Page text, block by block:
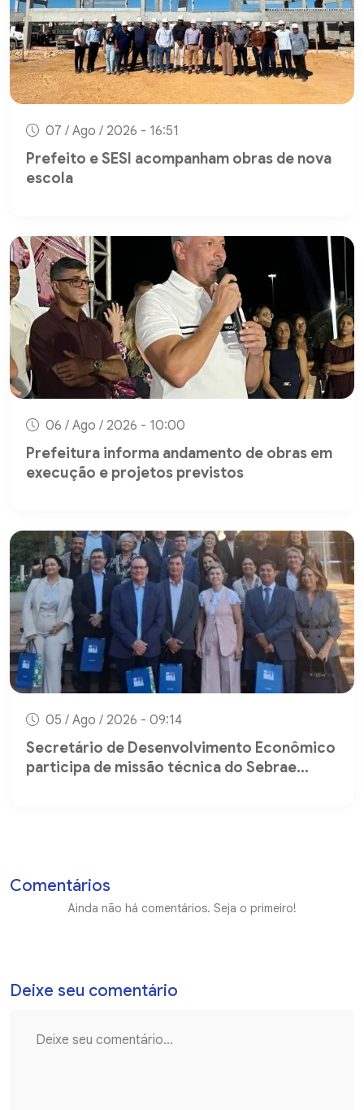
07 / Ago / 2026 - 16:51
Prefeito e SESI acompanham obras de nova
escola
06 / Ago / 2026 - 10:00
Prefeitura informa andamento de obras em
execução e projetos previstos
05 / Ago / 2026 - 09:14
Secretário de Desenvolvimento Econômico
participa de missão técnica do Sebrae...
Comentários
Ainda não há comentários. Seja o primeiro!
Deixe seu comentário